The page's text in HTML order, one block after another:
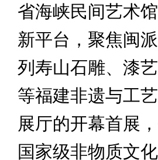
省海峡民间艺术
新平台，聚焦闽
列寿山石雕、漆
等福建非遗与工
展厅的开幕首展
国家级非物质文